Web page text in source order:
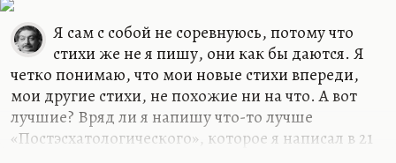
которых я находил не эхо, а именно гениальный
ответ, додумывание такое.
Иной раз Катька что-нибудь такое скажет, и
жить хочется. Что-нибудь…
Я сам с собой не соревнуюсь, потому что
стихи же не я пишу, они как бы даются. Я
четко понимаю, что мои новые стихи впереди,
мои другие стихи, не похожие ни на что. А вот
лучшие? Вряд ли я напишу что-то лучше
«Постэсхатологического», которое я написал в 21